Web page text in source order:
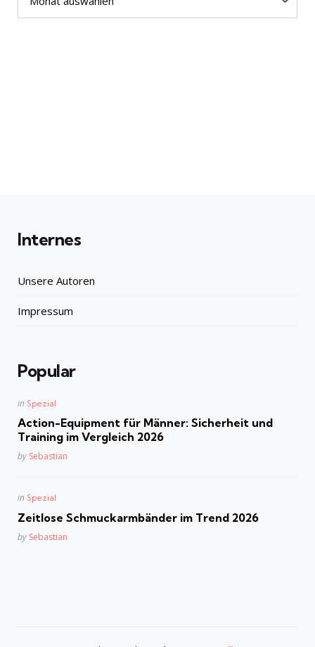
Internes
Unsere Autoren
Impressum
Popular
Posted
in Spezial
Action-Equipment für Männer: Sicherheit und
Training im Vergleich 2026
Posted
by Sebastian
Posted
in Spezial
Zeitlose Schmuckarmbänder im Trend 2026
Posted
by Sebastian